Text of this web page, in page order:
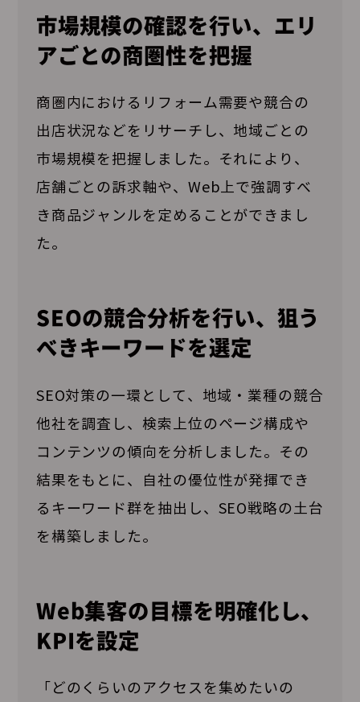
市場規模の確認を行い、エリ
アごとの商圏性を把握
商圏内におけるリフォーム需要や競合の
出店状況などをリサーチし、地域ごとの
市場規模を把握しました。それにより、
店舗ごとの訴求軸や、Web上で強調すべ
き商品ジャンルを定めることができまし
た。
SEOの競合分析を行い、狙う
べきキーワードを選定
SEO対策の一環として、地域・業種の競合
他社を調査し、検索上位のページ構成や
コンテンツの傾向を分析しました。その
結果をもとに、自社の優位性が発揮でき
るキーワード群を抽出し、SEO戦略の土台
を構築しました。
Web集客の目標を明確化し、
KPIを設定
「どのくらいのアクセスを集めたいの